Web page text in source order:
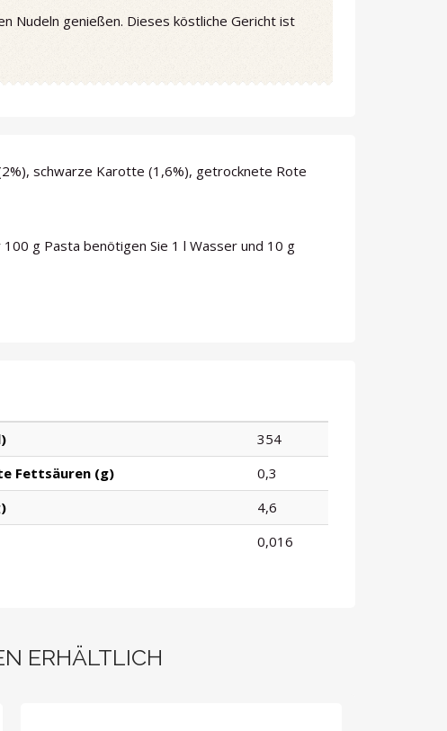
Nudeln genießen. Dieses köstliche Gericht ist
schwarze Karotte (1,6%), getrocknete Rote
g Pasta benötigen Sie 1 l Wasser und 10 g
354
Fettsäuren (g)
0,3
4,6
0,016
ERHÄLTLICH